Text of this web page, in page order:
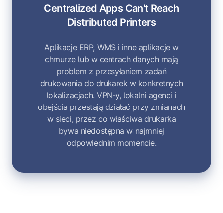
Centralized Apps Can't Reach
Distributed Printers
Aplikacje ERP, WMS i inne aplikacje w
chmurze lub w centrach danych mają
problem z przesyłaniem zadań
drukowania do drukarek w konkretnych
lokalizacjach. VPN-y, lokalni agenci i
obejścia przestają działać przy zmianach
w sieci, przez co właściwa drukarka
bywa niedostępna w najmniej
odpowiednim momencie.